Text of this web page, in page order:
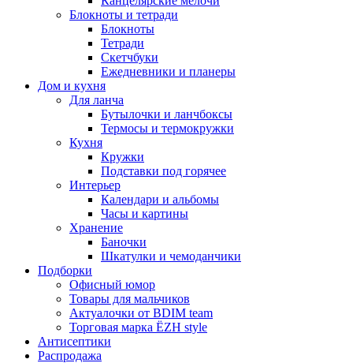
Блокноты и тетради
Блокноты
Тетради
Скетчбуки
Ежедневники и планеры
Дом и кухня
Для ланча
Бутылочки и ланчбоксы
Термосы и термокружки
Кухня
Кружки
Подставки под горячее
Интерьер
Календари и альбомы
Часы и картины
Хранение
Баночки
Шкатулки и чемоданчики
Подборки
Офисный юмор
Товары для мальчиков
Актуалочки от BDIM team
Торговая марка ЁZH style
Антисептики
Распродажа